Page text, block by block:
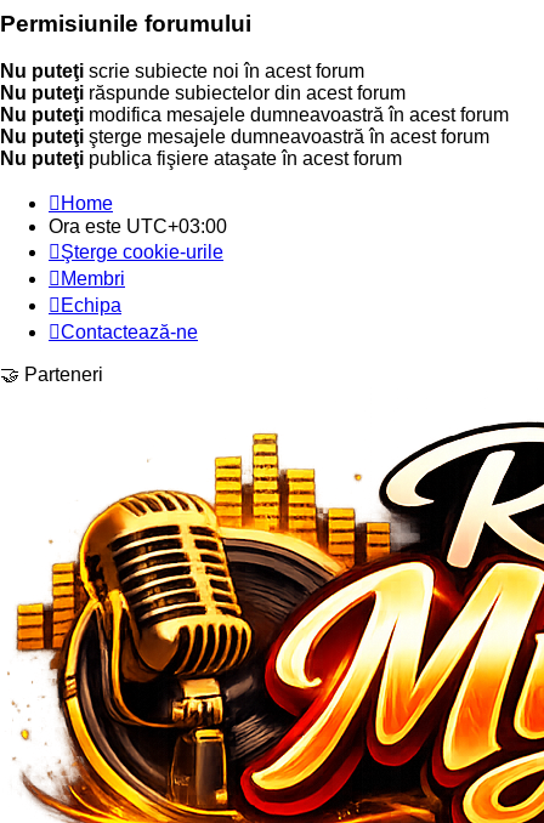
Permisiunile forumului
Nu puteţi scrie subiecte noi în acest forum
Nu puteţi răspunde subiectelor din acest forum
Nu puteţi modifica mesajele dumneavoastră în acest forum
Nu puteţi şterge mesajele dumneavoastră în acest forum
Nu puteţi publica fişiere ataşate în acest forum
Home
Ora este UTC+03:00
Şterge cookie-urile
Membri
Echipa
Contactează-ne
🤝 Parteneri